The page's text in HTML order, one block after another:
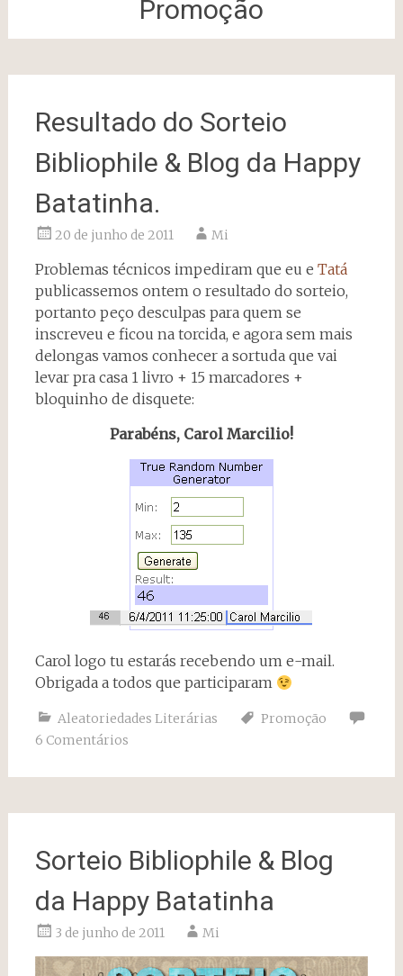
Promoção
Resultado do Sorteio
Bibliophile & Blog da Happy
Batatinha.
20 de junho de 2011 Mi
Problemas técnicos impediram que eu e Tatá
publicassemos ontem o resultado do sorteio,
portanto peço desculpas para quem se
inscreveu e ficou na torcida, e agora sem mais
delongas vamos conhecer a sortuda que vai
levar pra casa 1 livro + 15 marcadores +
bloquinho de disquete:
Parabéns, Carol Marcilio!
Carol logo tu estarás recebendo um e-mail.
Obrigada a todos que participaram
Aleatoriedades Literárias
Promoção
6 Comentários
Sorteio Bibliophile & Blog
da Happy Batatinha
3 de junho de 2011 Mi